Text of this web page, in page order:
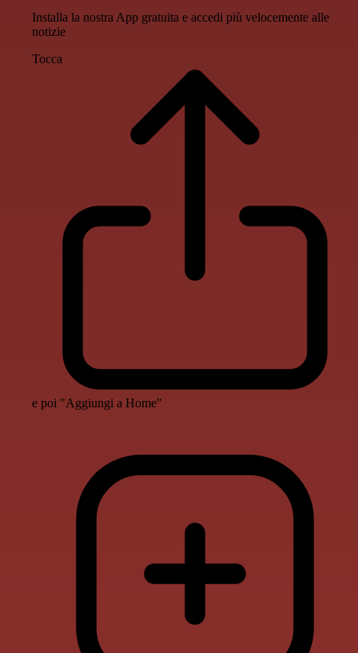
Installa la nostra App gratuita e accedi più velocemente alle
notizie
Tocca
e poi "Aggiungi a Home"